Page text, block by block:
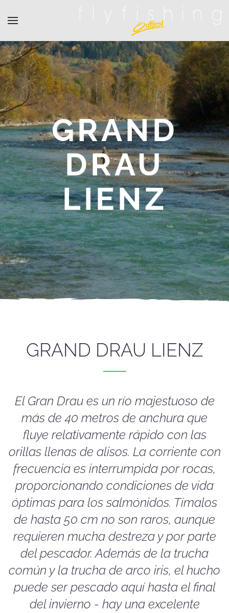
GRAND
DRAU
LIENZ
GRAND DRAU LIENZ
El Gran Drau es un río majestuoso de
más de 40 metros de anchura que
fluye relativamente rápido con las
orillas llenas de alisos. La corriente con
frecuencia es interrumpida por rocas,
proporcionando condiciones de vida
óptimas para los salmónidos. Tímalos
de hasta 50 cm no son raros, aunque
requieren mucha destreza y por parte
del pescador. Además de la trucha
común y la trucha de arco iris, el hucho
puede ser pescado aquí hasta el final
del invierno - hay una excelente